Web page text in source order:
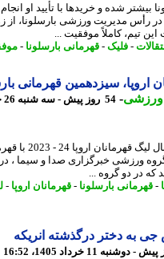
شده و خریدها با تأیید او انجام
مدیریت ورزشی بارسلونا، از
کاملاً موفقیت ...
-فلیک-قهرمانی بارسلونا-موفقیت
سیزدهمین قهرمانی
-
شصت و ششمین دوره هندبال لیگ قهرمانان
خبرگزاری صدا و سیما ، در این
بارسلونا-قهرمانان اروپا - لیگ
دختر درگذشته انریکه